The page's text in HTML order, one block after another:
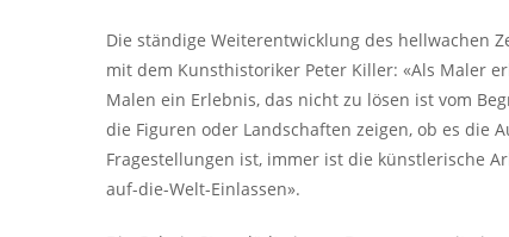
Die ständige Weiterentwicklung des hellwachen
mit dem Kunsthistoriker Peter Killer: «Als Maler
Malen ein Erlebnis, das nicht zu lösen ist vom
die Figuren oder Landschaften zeigen, ob es die
Fragestellungen ist, immer ist die künstlerische
auf-die-Welt-Einlassen».